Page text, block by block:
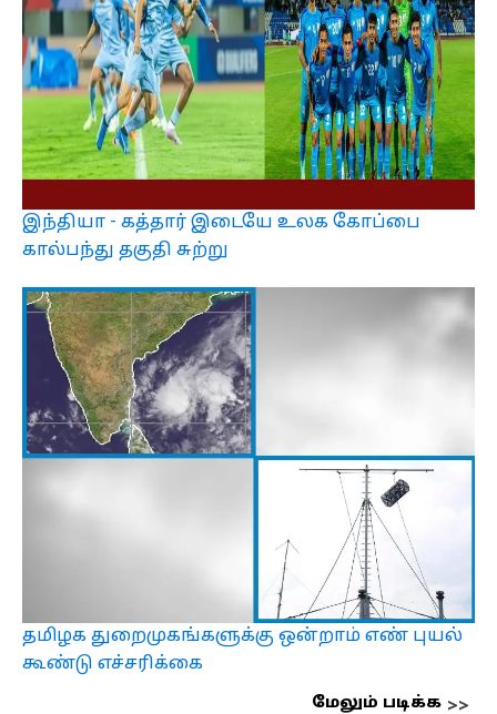
இந்தியா - கத்தார் இடையே உலக கோப்பை
கால்பந்து தகுதி சுற்று
தமிழக துறைமுகங்களுக்கு ஒன்றாம் எண் புயல்
கூண்டு எச்சரிக்கை
மேலும் படிக்க